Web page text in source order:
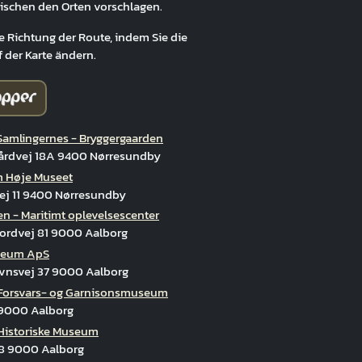
den Orten vorschlagen.
Richtung der Route, indem Sie die
Karte ändern.
- Bryggergaarden
18A 9400 Nørresundby
Høje Museet
11 9400 Nørresundby
- Maritimt oplevelsescenter
81 9000 Aalborg
ApS
37 9000 Aalborg
og Garnisonsmuseum
Aalborg
Museum
9000 Aalborg